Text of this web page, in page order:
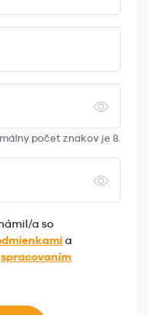
počet znakov je 8.
a so
a
spracovaním